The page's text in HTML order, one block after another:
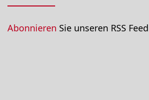
Abonnieren Sie unseren RSS Feed